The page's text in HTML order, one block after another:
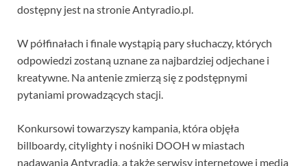
dostępny jest na stronie Antyradio.pl.
W półfinałach i finale wystąpią pary słuchaczy, których
odpowiedzi zostaną uznane za najbardziej odjechane i
kreatywne. Na antenie zmierzą się z podstępnymi
pytaniami prowadzących stacji.
Konkursowi towarzyszy kampania, która objęła
billboardy, citylighty i nośniki DOOH w miastach
nadawania Antyradia, a także serwisy internetowe i media